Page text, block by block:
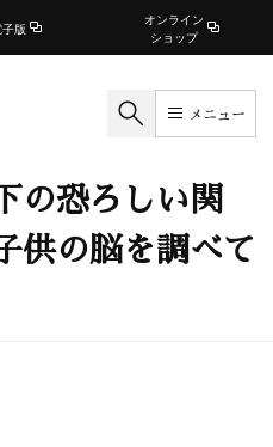
版
オンライン
ショップ
メニュー
の恐ろしい関
の脳を調べて